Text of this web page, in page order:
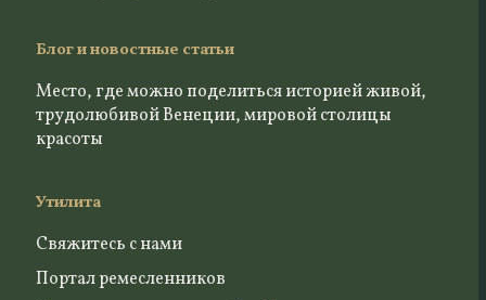
Блог и новостные статьи
Место, где можно поделиться историей живой,
трудолюбивой Венеции, мировой столицы
красоты
Утилита
Свяжитесь с нами
Портал ремесленников